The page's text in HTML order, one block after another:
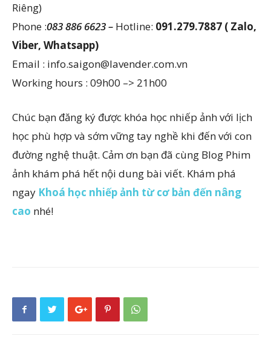
Riêng)
Phone :083 886 6623 – Hotline: 091.279.7887 ( Zalo,
Viber, Whatsapp)
Email : info.saigon@lavender.com.vn
Working hours : 09h00 –> 21h00
Chúc bạn đăng ký được khóa học nhiếp ảnh với lịch
học phù hợp và sớm vững tay nghề khi đến với con
đường nghệ thuật. Cảm ơn bạn đã cùng Blog Phim
ảnh khám phá hết nội dung bài viết. Khám phá
ngay Khoá học nhiếp ảnh từ cơ bản đến nâng
cao nhé!